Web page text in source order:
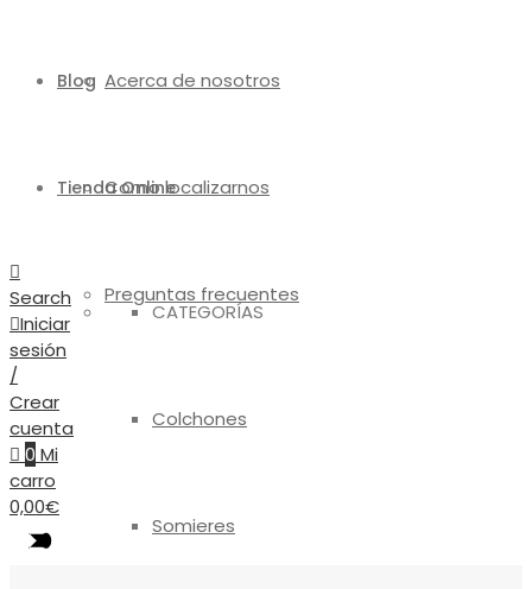
Acerca de nosotros
Como localizarnos
Preguntas frecuentes
Blog
Tienda Online
CATEGORÍAS
Colchones
Somieres
Search
Iniciar
sesión
/
Crear
cuenta
0 Mi
carro
0,00€